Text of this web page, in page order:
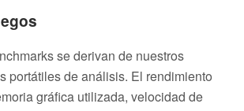
se derivan de nuestros
portátiles de análisis. El rendimiento
gráfica utilizada, velocidad de